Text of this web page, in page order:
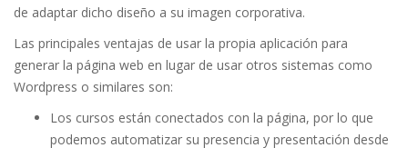
de adaptar dicho diseño a su imagen corporativa.
Las principales ventajas de usar la propia aplicación para
generar la página web en lugar de usar otros sistemas como
Wordpress o similares son:
Los cursos están conectados con la página, por lo que
podemos automatizar su presencia y presentación desde